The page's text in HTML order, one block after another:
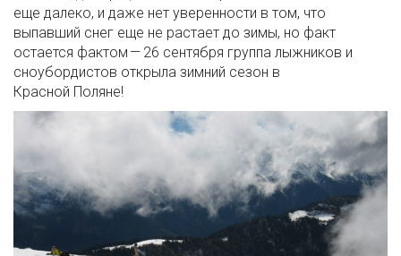
еще далеко, и даже нет уверенности в том, что
выпавший снег еще не растает до зимы, но факт
остается фактом — 26 сентября группа лыжников и
сноубордистов открыла зимний сезон в
Красной Поляне!